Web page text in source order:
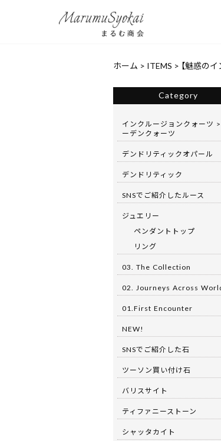
ホーム > ITEMS > 【魅惑の
Category
インクルージョンクォーツ
ーデンクォーツ
デンドリティックオパール
デンドリティック
SNSでご紹介したルース
ジュエリー
ペンダントトップ
リング
03. The Collection
02. Journeys Across
01.First Encounter
NEW!
SNSでご紹介した石
ツーソン買い付け石
バリスサイト
ティファニーストーン
シャッタカイト